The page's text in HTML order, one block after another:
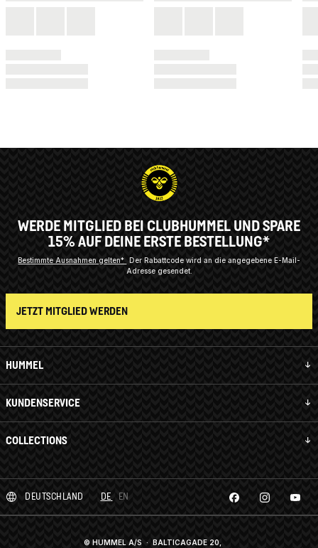
HUMMEL
KUNDENSERVICE
COLLECTIONS
WERDE MITGLIED BEI CLUBHUMMEL UND SPARE
15% AUF DEINE ERSTE BESTELLUNG*
Bestimmte Ausnahmen gelten* Der Rabattcode wird an die angegebene E-Mail-
Adresse gesendet.
JETZT MITGLIED WERDEN
DEUTSCHLAND DE EN
© HUMMEL A/S · BALTICAGADE 20,